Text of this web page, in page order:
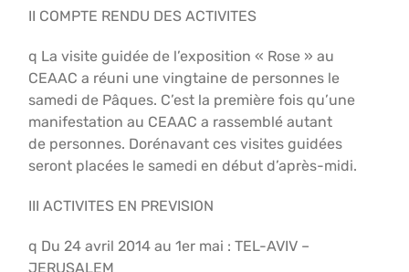
II COMPTE RENDU DES ACTIVITES
q La visite guidée de l’exposition « Rose » au
CEAAC a réuni une vingtaine de personnes le
samedi de Pâques. C’est la première fois qu’une
manifestation au CEAAC a rassemblé autant
de personnes. Dorénavant ces visites guidées
seront placées le samedi en début d’après-midi.
III ACTIVITES EN PREVISION
q Du 24 avril 2014 au 1er mai : TEL-AVIV –
JERUSALEM